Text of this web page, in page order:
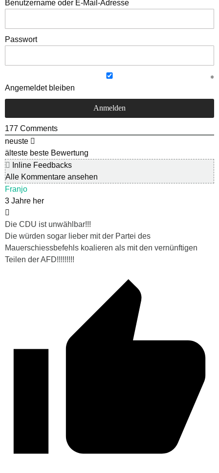
Benutzername oder E-Mail-Adresse
Passwort
Angemeldet bleiben
177 Comments
neuste
älteste beste Bewertung
Inline Feedbacks
Alle Kommentare ansehen
Franjo
3 Jahre her
Die CDU ist unwählbar!!!
Die würden sogar lieber mit der Partei des
Mauerschiessbefehls koalieren als mit den vernünftigen
Teilen der AFD!!!!!!!!!